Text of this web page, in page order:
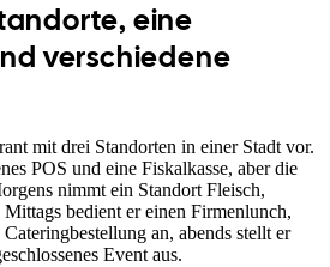
eine
verschiedene
mit drei Standorten in einer Stadt vor.
POS und eine Fiskalkasse, aber die
nimmt ein Standort Fleisch,
bedient er einen Firmenlunch,
an, abends stellt er
Event aus.